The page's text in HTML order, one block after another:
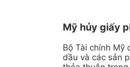
Mỹ hủy giấy
Bộ Tài chính Mỹ
dầu và các sản